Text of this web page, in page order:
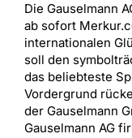
Die Gauselmann
ab sofort
internationalen
soll den
das beliebteste
Vordergrund
der Gauselmann
Gauselmann AG